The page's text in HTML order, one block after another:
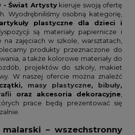
- Świat Artystykieruje swoją ofertę
Wyodrębniliśmy osobną kategorię,
artykuły plastyczne dla dzieci i
są materiały papiernicze i
zajęciach w szkole, warsztatach,
produkty przeznaczone do
a także kolorowe materiały do
projektów do szkoły, makiet
W naszej ofercie można znaleźć
masy plastyczne, bibuły,
oraz akcesoria dekoracyjne
prace będą prezentować się
– wszechstronny